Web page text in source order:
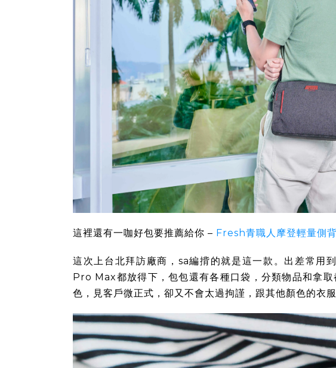
這裡還有一咖好包要推薦給你 – Fresh青職人摩登輕量側
這次上台北拜訪廠商，sa編揹的就是這一款。出差常
Pro Max都放得下，包包還有各種口袋，分類物品和拿
色，見客戶微正式，卻又不會太過拘謹，跟其他顏色的衣